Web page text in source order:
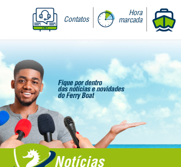
Contatos
Hora
marcada
Notícias